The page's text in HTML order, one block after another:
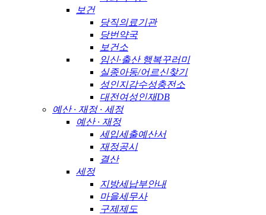
보건
당직의료기관
당번약국
보건소
임신·출산 행복꾸러미
실종아동/어르신찾기
성인지감수성충전소
대전여성인재DB
예산 · 재정 · 세정
예산 · 재정
세입세출예산서
재정공시
결산
세정
지방세납부안내
마을세무사
구제제도